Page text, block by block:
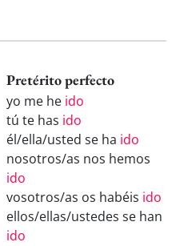
Pretérito perfecto
yo me he ido
tú te has ido
él/ella/usted se ha ido
nosotros/as nos hemos
ido
vosotros/as os habéis ido
ellos/ellas/ustedes se han
ido